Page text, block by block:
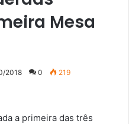
Mesa
2018 0 219
a primeira das três